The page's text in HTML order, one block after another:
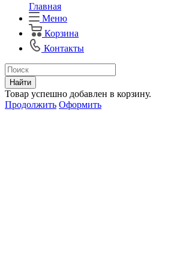
Главная
Меню
Корзина
Контакты
Найти
Товар успешно добавлен в корзину.
Продолжить Оформить